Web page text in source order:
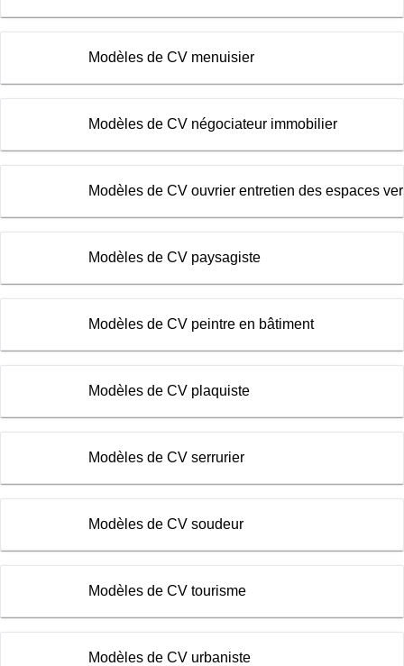
Modèles de CV menuisier
Modèles de CV négociateur immobilier
Modèles de CV ouvrier entretien des espaces
Modèles de CV paysagiste
Modèles de CV peintre en bâtiment
Modèles de CV plaquiste
Modèles de CV serrurier
Modèles de CV soudeur
Modèles de CV tourisme
Modèles de CV urbaniste